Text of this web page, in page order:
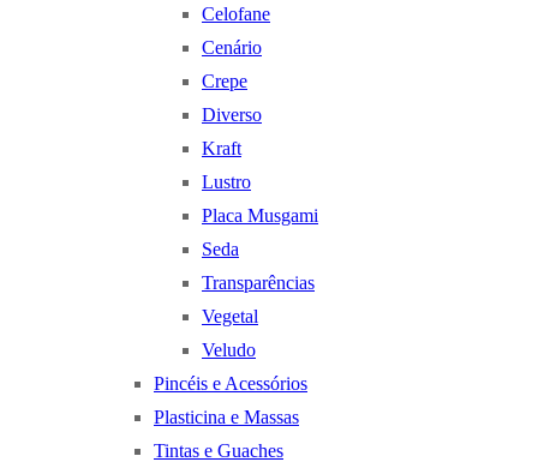
Celofane
Cenário
Crepe
Diverso
Kraft
Lustro
Placa Musgami
Seda
Transparências
Vegetal
Veludo
Pincéis e Acessórios
Plasticina e Massas
Tintas e Guaches